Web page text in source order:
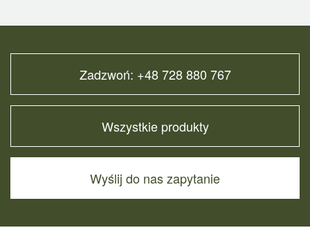
Zadzwoń: +48 728 880 767
Wszystkie produkty
Wyślij do nas zapytanie